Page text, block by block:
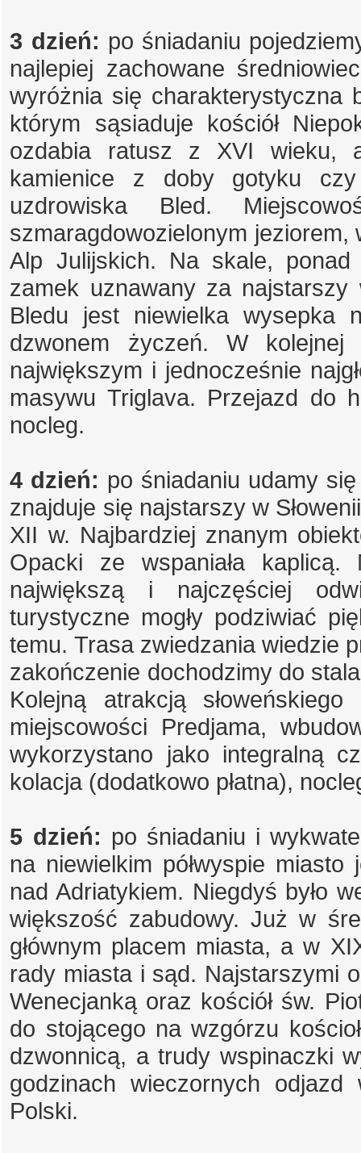
3 dzień: po śniadaniu
najlepiej zachowane
wyróżnia się charakterystyczna
którym sąsiaduje kościół
ozdabia ratusz z XVI wieku,
kamienice z doby gotyku
uzdrowiska Bled.
szmaragdowozielonym
Alp Julijskich. Na skale,
zamek uznawany za
Bledu jest niewielka wysepka
dzwonem życzeń. W kolejnej
największym i jednocześnie
masywu Triglava. Przejazd do
nocleg.
4 dzień: po śniadaniu udamy
znajduje się najstarszy w
XII w. Najbardziej znanym
Opacki ze wspaniała kaplicą.
największą i najczęściej
turystyczne mogły podziwiać
temu. Trasa zwiedzania wiedzie
zakończenie dochodzimy do
Kolejną atrakcją
miejscowości Predjama,
wykorzystano jako integralną
kolacja (dodatkowo płatna),
5 dzień: po śniadaniu i
na niewielkim półwyspie
nad Adriatykiem. Niegdyś było
większość zabudowy. Już w
głównym placem miasta, a w
rady miasta i sąd. Najstarszymi
Wenecjanką oraz kościół św.
do stojącego na wzgórzu
dzwonnicą, a trudy wspinaczki
godzinach wieczornych
Polski.